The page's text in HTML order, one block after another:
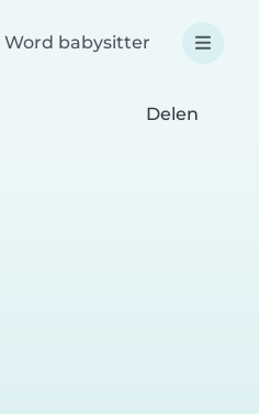
Word babysitter
Delen